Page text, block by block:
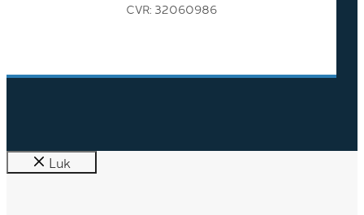
CVR: 32060986
Luk